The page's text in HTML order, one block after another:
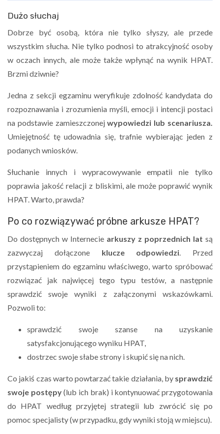
Dużo słuchaj
Dobrze być osobą, która nie tylko słyszy, ale przede
wszystkim słucha. Nie tylko podnosi to atrakcyjność osoby
w oczach innych, ale może także wpłynąć na wynik HPAT.
Brzmi dziwnie?
Jedna z sekcji egzaminu weryfikuje zdolność kandydata do
rozpoznawania i zrozumienia myśli, emocji i intencji postaci
na podstawie zamieszczonejwypowiedzi lub scenariusza.
Umiejętność tę udowadnia się, trafnie wybierając jeden z
podanych wniosków.
Słuchanie innych i wypracowywanie empatii nie tylko
poprawia jakość relacji z bliskimi, ale może poprawić wynik
HPAT. Warto, prawda?
Po co rozwiązywać próbne arkusze HPAT?
Do dostępnych w Internecie arkuszy z poprzednich lat są
zazwyczaj dołączone klucze odpowiedzi. Przed
przystąpieniem do egzaminu właściwego, warto spróbować
rozwiązać jak najwięcej tego typu testów, a następnie
sprawdzić swoje wyniki z załączonymi wskazówkami.
Pozwoli to:
sprawdzić swoje szanse na uzyskanie
satysfakcjonującego wyniku HPAT,
dostrzec swoje słabe strony i skupić się na nich.
Co jakiś czas warto powtarzać takie działania, bysprawdzić
swoje postępy(lub ich brak) i kontynuować przygotowania
do HPAT według przyjętej strategii lub zwrócić się po
pomoc specjalisty (w przypadku, gdy wyniki stoją w miejscu).